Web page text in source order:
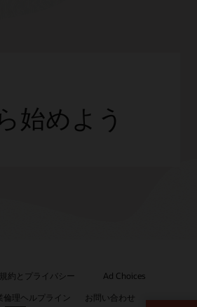
始めよう
約とプライバシー
Ad Choices
倫理ヘルプライン お問い合わせ